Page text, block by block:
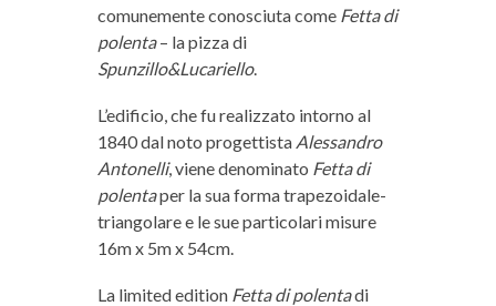
comunemente conosciuta come Fetta di
polenta– la pizza di
Spunzillo&Lucariello.
L’edificio, che fu realizzato intorno al
1840 dal noto progettista Alessandro
Antonelli, viene denominato Fetta di
polentaper la sua forma trapezoidale-
triangolare e le sue particolari misure
16m x 5m x 54cm.
La limited edition Fetta di polentadi